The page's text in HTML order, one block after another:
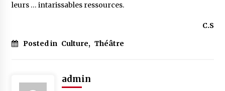
leurs … intarissables ressources.
C.S
Posted in Culture, Théâtre
admin